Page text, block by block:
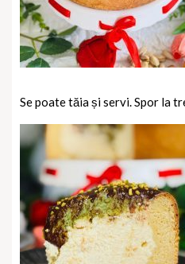
Se poate tăia și servi. Spor la